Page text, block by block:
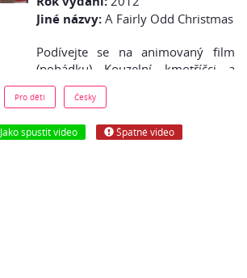
Jiné názvy: A Fairly Odd Christmas
Podívejte se na animovaný film
(pohádku) Kouzelní kmotříčci a
Vánoce - česky (cz dabing) online
zdarma.
Pro děti Česky
Jako spustit video Špatné video